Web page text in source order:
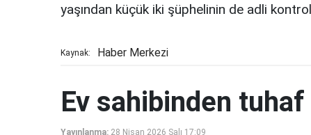
yaşından küçük iki şüphelinin de adli kontrol
Kaynak: Haber Merkezi
Ev sahibinden
Yayınlanma: 28 Nisan 2026 Salı 17:09